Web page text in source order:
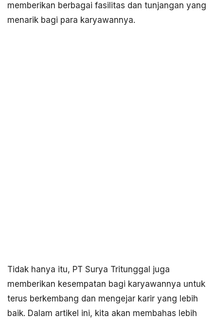
memberikan berbagai fasilitas dan tunjangan yang
menarik bagi para karyawannya.
Tidak hanya itu, PT Surya Tritunggal juga
memberikan kesempatan bagi karyawannya untuk
terus berkembang dan mengejar karir yang lebih
baik. Dalam artikel ini, kita akan membahas lebih